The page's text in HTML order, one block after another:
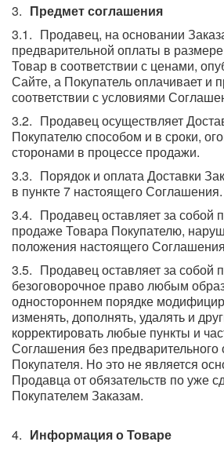
Предмет соглашения
Продавец, на основании
предварительной оплаты в
Товар в соответствии с ценами,
Сайте, а Покупатель оплачивает и
соответствии с условиями
Продавец осуществляет
Покупателю способом и в сроки,
сторонами в процессе продажи.
Порядок и оплата Доставки
в пункте 7 настоящего Соглашения.
Продавец оставляет за собой
продаже Товара Покупателю,
положения настоящего
Продавец оставляет за собой
безоговорочное право любым
одностороннем порядке
изменять, дополнять, удалять и
корректировать любые пункты и
Соглашения без
Покупателя. Но это не является
Продавца от обязательств по уже
Покупателем Заказам.
Информация о Товаре